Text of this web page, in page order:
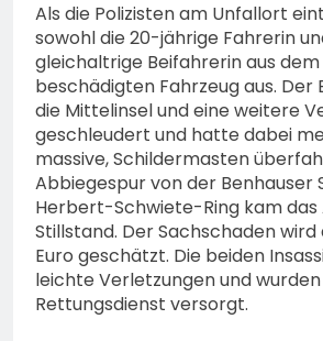
Als die Polizisten am Unfallort
sowohl die 20-jährige Fahrerin
gleichaltrige Beifahrerin aus
beschädigten Fahrzeug aus. Der
die Mittelinsel und eine weitere
geschleudert und hatte dabei
massive, Schildermasten
Abbiegespur von der Benhauser
Herbert-Schwiete-Ring kam das
Stillstand. Der Sachschaden wird
Euro geschätzt. Die beiden
leichte Verletzungen und
Rettungsdienst versorgt.